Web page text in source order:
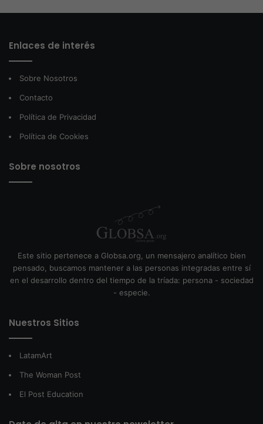
Enlaces de interés
Sobre Nosotros
Contacto
Política de Privacidad
Política de Cookies
Sobre nosotros
Este sitio pertenece a Globsa.org, un mensajero analítico bien
pensado, buscamos mantener a las personas integradas entre sí
en el desarrollo dentro del tiempo de la tríada: persona - sociedad
- especie.
Nuestros Sitios
LatamArt
The Woman Post
El Post Education